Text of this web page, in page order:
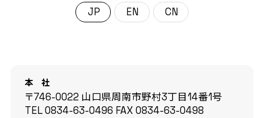
日本語 English 中文 (中国)
本 社
〒746-0022 山口県周南市野村3丁目14番1号
TEL0834-63-0496 FAX 0834-63-0498